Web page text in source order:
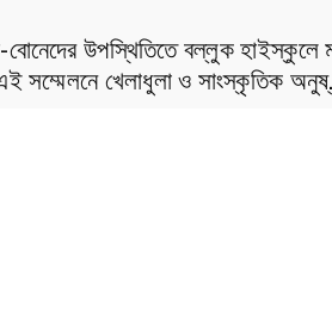
উপস্থিতিতে বল্লুক হাইস্কুলে
সম্মেলনে খেলাধুলা ও সাংস্কৃতিক